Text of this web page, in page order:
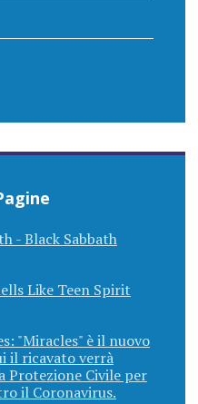
- Black Sabbath
Like Teen Spirit
"Miracles" è il nuovo
il ricavato verrà
Protezione Civile per
il Coronavirus.